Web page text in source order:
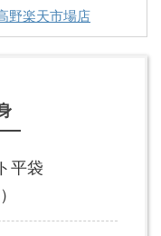
野楽天市場店
平袋